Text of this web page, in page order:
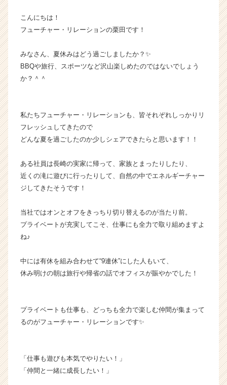
ム
イ
ン】
ャ
ー・
成
企
業
か
カ
ウ
届
く
イ
ト
キ
リ
こんにちは！
フューチャー・リレーションの栗田です！
みなさん、夏休みはどう過ごしましたか？✨
BBQや旅行、スポーツなど沢山楽しめたのではないでしょう
か？＾＾
私たちフューチャー・リレーションも、皆それぞれしっかりリ
フレッシュしてきたので
どんな夏を過ごしたのか少しシェアできたらと思います！！
ある社員は長崎の実家に帰って、家族とまったりしたり、
近くの滝に遊びに行ったりして、自然の中でエネルギーチャー
ジしてきたそうです！
当社ではオンとオフをきっちり切り替えるのが当たり前。
プライベートが充実してこそ、仕事にも全力で取り組めますよ
ね♪
中には有休を組み合わせて“9連休”にした人もいて、
休み明けの朝は旅行や帰省の話でオフィスが賑やかでした！
プライベートも仕事も、どっちも全力で楽しむ仲間が集まって
るのがフューチャー・リレーションです✨
「仕事も遊びも本気でやりたい！」
「仲間と一緒に成長したい！」